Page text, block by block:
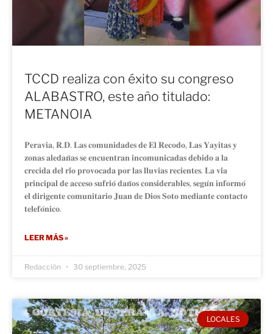
TCCD realiza con éxito su congreso
ALABASTRO, este año titulado:
METANOIA
𝐏𝐞𝐫𝐚𝐯𝐢𝐚, 𝐑.𝐃. 𝐋𝐚𝐬 𝐜𝐨𝐦𝐮𝐧𝐢𝐝𝐚𝐝𝐞𝐬 𝐝𝐞 𝐄𝐥 𝐑𝐞𝐜𝐨𝐝𝐨, 𝐋𝐚𝐬 𝐘𝐚𝐲𝐢𝐭𝐚𝐬 𝐲
𝐳𝐨𝐧𝐚𝐬 𝐚𝐥𝐞𝐝𝐚𝐧̃𝐚𝐬 𝐬𝐞 𝐞𝐧𝐜𝐮𝐞𝐧𝐭𝐫𝐚𝐧 𝐢𝐧𝐜𝐨𝐦𝐮𝐧𝐢𝐜𝐚𝐝𝐚𝐬 𝐝𝐞𝐛𝐢𝐝𝐨 𝐚 𝐥𝐚
𝐜𝐫𝐞𝐜𝐢𝐝𝐚 𝐝𝐞𝐥 𝐫𝐢́𝐨 𝐩𝐫𝐨𝐯𝐨𝐜𝐚𝐝𝐚 𝐩𝐨𝐫 𝐥𝐚𝐬 𝐥𝐥𝐮𝐯𝐢𝐚𝐬 𝐫𝐞𝐜𝐢𝐞𝐧𝐭𝐞𝐬. 𝐋𝐚 𝐯𝐢́𝐚
𝐩𝐫𝐢𝐧𝐜𝐢𝐩𝐚𝐥 𝐝𝐞 𝐚𝐜𝐜𝐞𝐬𝐨 𝐬𝐮𝐟𝐫𝐢𝐨́ 𝐝𝐚𝐧̃𝐨𝐬 𝐜𝐨𝐧𝐬𝐢𝐝𝐞𝐫𝐚𝐛𝐥𝐞𝐬, 𝐬𝐞𝐠𝐮́𝐧 𝐢𝐧𝐟𝐨𝐫𝐦𝐨́
𝐞𝐥 𝐝𝐢𝐫𝐢𝐠𝐞𝐧𝐭𝐞 𝐜𝐨𝐦𝐮𝐧𝐢𝐭𝐚𝐫𝐢𝐨 𝐉𝐮𝐚𝐧 𝐝𝐞 𝐃𝐢𝐨𝐬 𝐒𝐨𝐭𝐨 𝐦𝐞𝐝𝐢𝐚𝐧𝐭𝐞 𝐜𝐨𝐧𝐭𝐚𝐜𝐭𝐨
𝐭𝐞𝐥𝐞𝐟𝐨́𝐧𝐢𝐜𝐨.
LEER MÁS »
Redacción 30 septiembre, 2025
LOCALES